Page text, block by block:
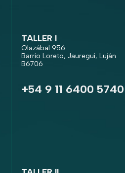
TALLER I
Olazábal 956
Barrio Loreto, Jauregui, Luján
B6706
+54 9 11 6400 5740